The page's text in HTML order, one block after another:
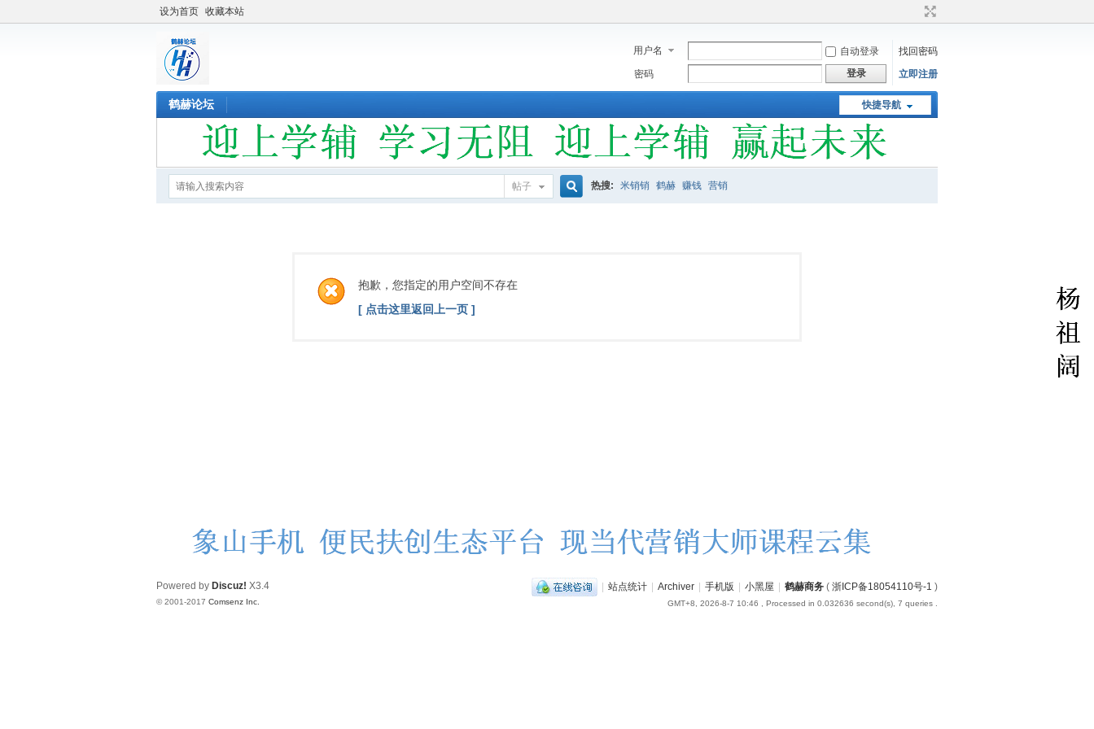
设为首页 收藏本站
用户名 自动登录
找回密码
密码
登录 立即注册
快捷导航
鹤赫论坛
帖子 热搜: 米销销 鹤赫 赚钱 营销
抱歉，您指定的用户空间不存在
[ 点击这里返回上一页 ]
| 站点统计 | Archiver | 手机版 | 小黑屋 | 鹤赫商务 ( 浙ICP备18054110号-1 )
GMT+8, 2026-8-7 10:46 , Processed in 0.032636 second(s), 7 queries .
Powered by Discuz! X3.4
© 2001-2017 Comsenz Inc.